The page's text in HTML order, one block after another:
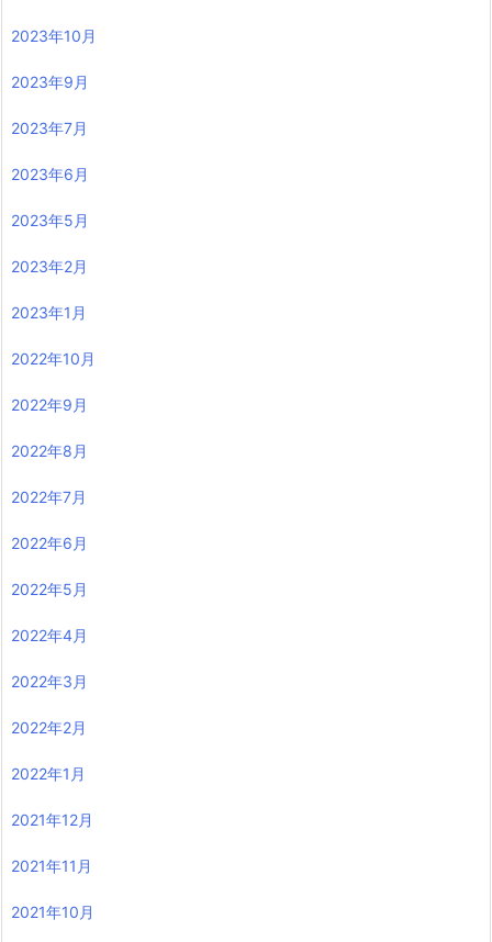
2023年10月
2023年9月
2023年7月
2023年6月
2023年5月
2023年2月
2023年1月
2022年10月
2022年9月
2022年8月
2022年7月
2022年6月
2022年5月
2022年4月
2022年3月
2022年2月
2022年1月
2021年12月
2021年11月
2021年10月